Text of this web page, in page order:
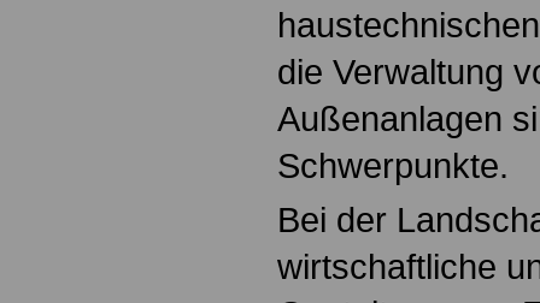
die Verwaltung
Außenanlagen
Schwerpunkte.
Bei der
wirtschaftliche